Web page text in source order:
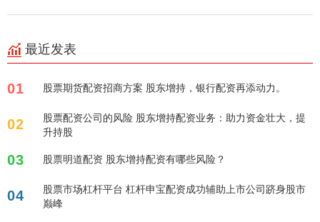
最近发表
01 股票期货配资招商方案 股东增持，银行配资再添动力。
02
股票配资公司的风险 股东增持配资业务：助力资金壮大，提
升持股
03 股票明道配资 股东增持配资有哪些风险？
04
股票市场杠杆平台 杠杆申宝配资成功辅助上市公司跻身股市
巅峰